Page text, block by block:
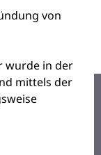
von
wurde in der
mittels der